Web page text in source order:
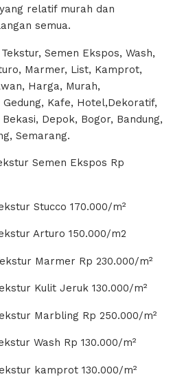
relatif murah dan
semua.
Semen Ekspos, Wash,
Marmer, List, Kamprot,
Harga, Murah,
Gedung, Kafe, Hotel,Dekoratif,
Depok, Bogor, Bandung,
Semarang.
Semen Ekspos Rp
Stucco 170.000/m²
Arturo 150.000/m2
Marmer Rp 230.000/m²
Kulit Jeruk 130.000/m²
Marbling Rp 250.000/m²
Wash Rp 130.000/m²
kamprot 130.000/m²